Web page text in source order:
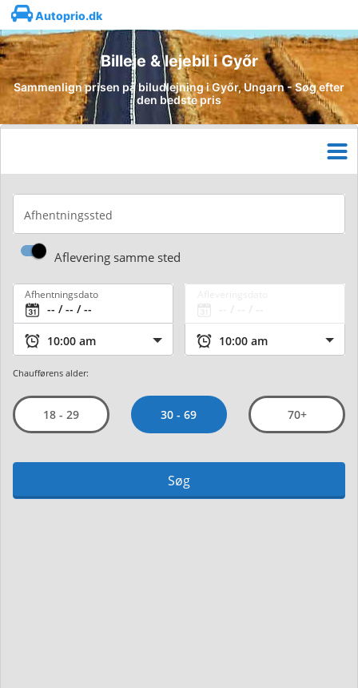
Autoprio.dk
Billeje & lejebil i Győr
Sammenlign prisen på biludlejning i Győr, Ungarn - Søg efter
den bedste pris
Afhentningssted
Aflevering samme sted
Afhentningsdato
Chaufførens alder:
18 - 29 30 - 69 70+
Søg